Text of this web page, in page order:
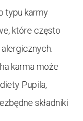
typu karmy
które często
karma może
Pupila,
składniki